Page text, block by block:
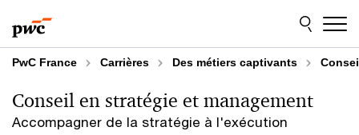
au
contenu
au
pied
dePwC France Carrières Des métiers captivants
Accompagner de la stratégie à l'exécution
Conseil en stratégie et management